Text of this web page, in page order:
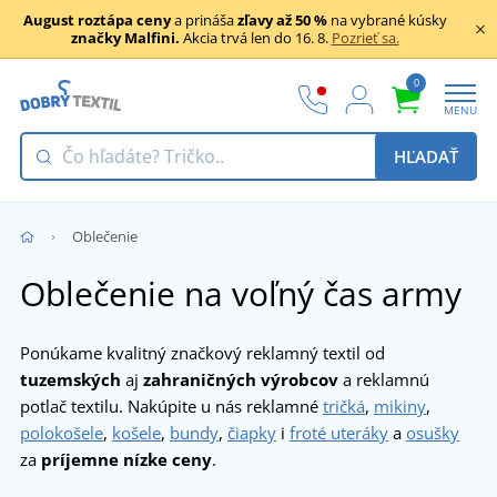
August roztápa cenya prinášazľavy až 50 %na vybrané kúsky
značky Malfini. Akcia trvá len do 16. 8. Pozrieť sa.
0
MENU
HĽADAŤ
Oblečenie
Oblečenie na voľný čas army
Ponúkame kvalitný značkový reklamný textil od
tuzemských aj zahraničných výrobcov a reklamnú
potlač textilu. Nakúpite u nás reklamné tričká, mikiny,
polokošele, košele, bundy, čiapky i froté uteráky a osušky
za príjemne nízke ceny.